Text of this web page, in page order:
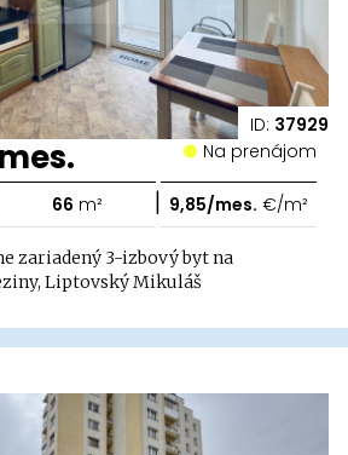
ID: 37929
Na prenájom
66 m² | 9,85/mes. €/m²
zariadený 3-izbový byt na
Liptovský Mikuláš